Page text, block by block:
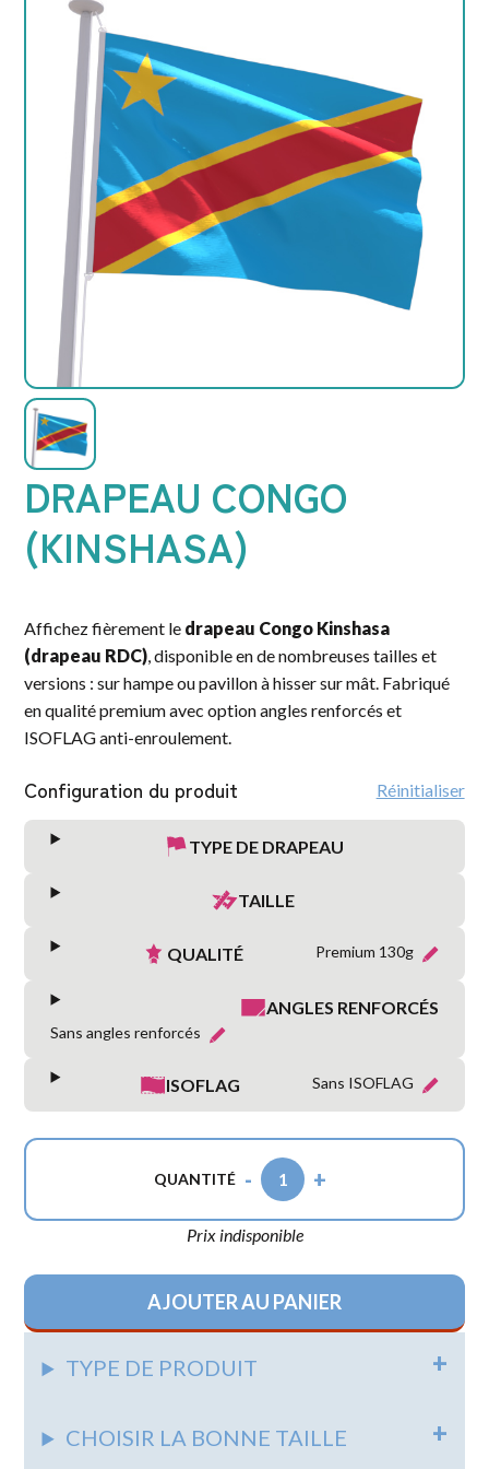
DRAPEAU CONGO
(KINSHASA)
Affichez fièrement le drapeau Congo Kinshasa
(drapeau RDC), disponible en de nombreuses tailles et
versions : sur hampe ou pavillon à hisser sur mât. Fabriqué
en qualité premium avec option angles renforcés et
ISOFLAG anti-enroulement.
Configuration du produit Réinitialiser
TYPE DE DRAPEAU
TAILLE
QUALITÉ Premium 130g
ANGLES RENFORCÉS
Sans angles renforcés
ISOFLAG Sans ISOFLAG
QUANTITÉ - 1 +
Prix indisponible
AJOUTER AU PANIER
TYPE DE PRODUIT
CHOISIR LA BONNE TAILLE